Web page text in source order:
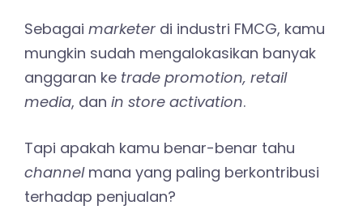
Sebagai marketer di industri FMCG, kamu
mungkin sudah mengalokasikan banyak
anggaran ke trade promotion, retail
media, dan in store activation.
Tapi apakah kamu benar-benar tahu
channel mana yang paling berkontribusi
terhadap penjualan?